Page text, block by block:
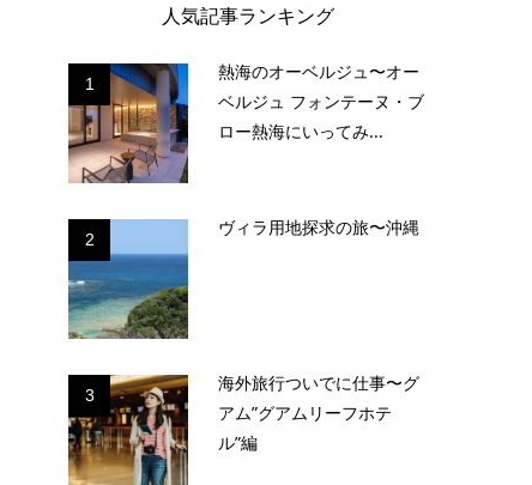
人気記事ランキング
1
熱海のオーベルジュ〜オー
ベルジュ フォンテーヌ・ブ
ロー熱海にいってみ...
2
ヴィラ用地探求の旅〜沖縄
3
海外旅行ついでに仕事〜グ
アム”グアムリーフホテ
ル”編